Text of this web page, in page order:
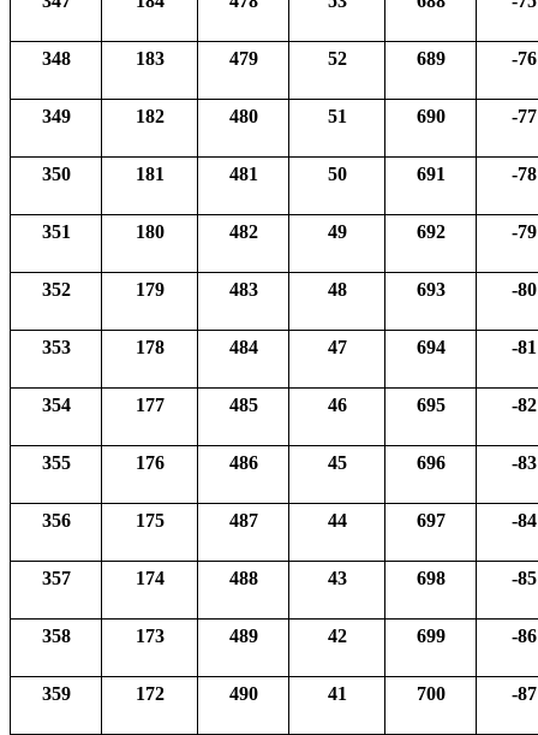
348 183 479 52 689 -76
349 182 480 51 690 -77
350 181 481 50 691 -78
351 180 482 49 692 -79
352 179 483 48 693 -80
353 178 484 47 694 -81
354 177 485 46 695 -82
355 176 486 45 696 -83
356 175 487 44 697 -84
357 174 488 43 698 -85
358 173 489 42 699 -86
359 172 490 41 700 -87